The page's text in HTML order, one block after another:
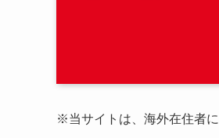
※当サイトは、海外在住者